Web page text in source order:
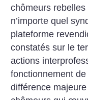
chômeurs
n’importe quel
plateforme
constatés sur le
actions
fonctionnement de
différence